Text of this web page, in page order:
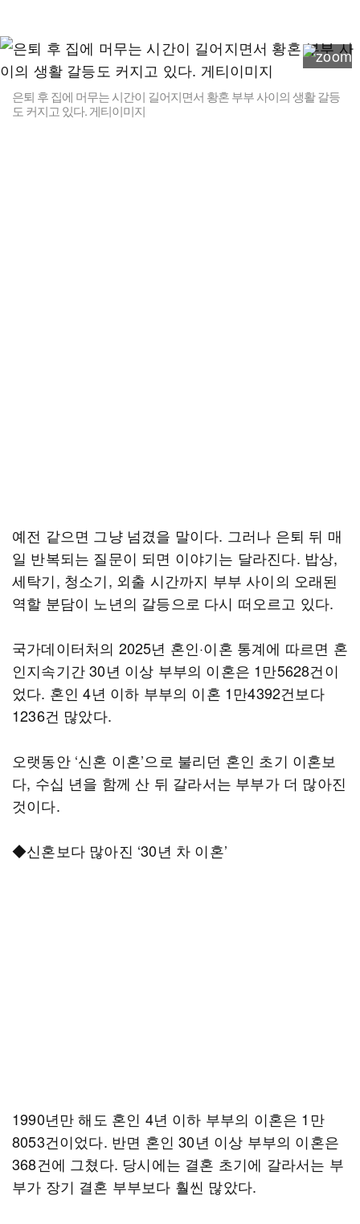
은퇴 후 집에 머무는 시간이 길어지면서 황혼 부부 사이의 생활 갈등
도 커지고 있다. 게티이미지
예전 같으면 그냥 넘겼을 말이다. 그러나 은퇴 뒤 매
일 반복되는 질문이 되면 이야기는 달라진다. 밥상,
세탁기, 청소기, 외출 시간까지 부부 사이의 오래된
역할 분담이 노년의 갈등으로 다시 떠오르고 있다.
국가데이터처의 2025년 혼인·이혼 통계에 따르면 혼
인지속기간 30년 이상 부부의 이혼은 1만5628건이
었다. 혼인 4년 이하 부부의 이혼 1만4392건보다
1236건 많았다.
오랫동안 ‘신혼 이혼’으로 불리던 혼인 초기 이혼보
다, 수십 년을 함께 산 뒤 갈라서는 부부가 더 많아진
것이다.
◆신혼보다 많아진 ‘30년 차 이혼’
1990년만 해도 혼인 4년 이하 부부의 이혼은 1만
8053건이었다. 반면 혼인 30년 이상 부부의 이혼은
368건에 그쳤다. 당시에는 결혼 초기에 갈라서는 부
부가 장기 결혼 부부보다 훨씬 많았다.